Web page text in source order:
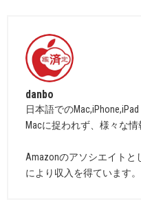
danbo
日本語での
Macに捉われず、様々な情
Amazonのアソシエイトと
により収入を得ています。